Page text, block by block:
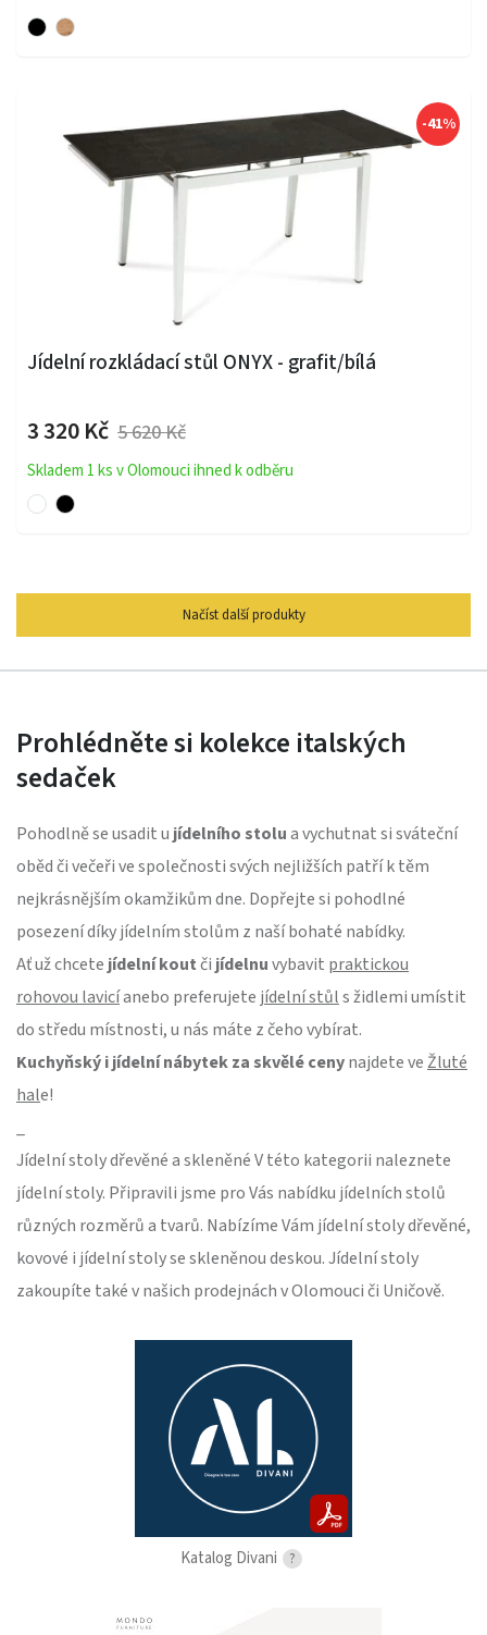
-41%
Jídelní rozkládací stůl ONYX - grafit/bílá
3 320 Kč 5 620 Kč
Skladem 1 ks v Olomouci ihned k odběru
Načíst další produkty
Katalog Divani ?
Prohlédněte si kolekce italských
sedaček
Pohodlně se usadit u jídelního stolua vychutnat si sváteční
oběd či večeři ve společnosti svých nejližších patří k těm
nejkrásnějším okamžikům dne. Dopřejte si pohodlné
posezení díky jídelním stolům z naší bohaté nabídky.
Ať už chcete jídelní koutči jídelnuvybavit praktickou
rohovou lavicíanebo preferujete jídelní stůls židlemi umístit
do středu místnosti, u nás máte z čeho vybírat.
Kuchyňský i jídelní nábytekza skvělé cenynajdete veŽluté
hale!
Jídelní stoly dřevěné a skleněné V této kategorii naleznete
jídelní stoly. Připravili jsme pro Vás nabídku jídelních stolů
různých rozměrů a tvarů. Nabízíme Vám jídelní stoly dřevěné,
kovové i jídelní stoly se skleněnou deskou. Jídelní stoly
zakoupíte také v našich prodejnách v Olomouci či Uničově.